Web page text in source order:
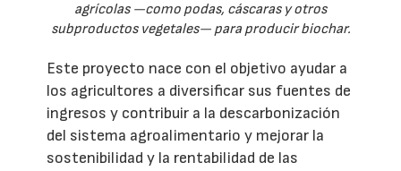
agrícolas —como podas, cáscaras y otros
subproductos vegetales— para producir biochar.
Este proyecto nace con el objetivo ayudar a
los agricultores a diversificar sus fuentes de
ingresos y contribuir a la descarbonización
del sistema agroalimentario y mejorar la
sostenibilidad y la rentabilidad de las